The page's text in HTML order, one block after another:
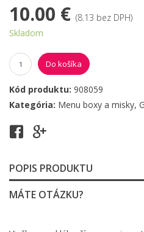
10.00 € (8.13 bez DPH)
Skladom
Do košíka
Kód produktu: 908059
Kategória: Menu boxy a misky,
POPIS PRODUKTU
MÁTE OTÁZKU?